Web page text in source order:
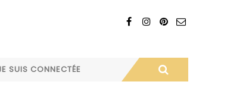
SUIS CONNECTÉE